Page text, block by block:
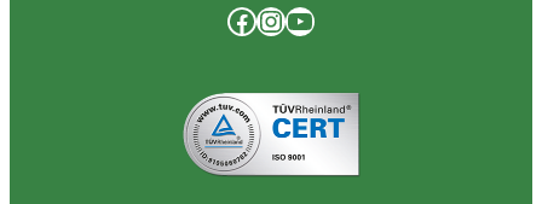
Facebook InstagramYouTube